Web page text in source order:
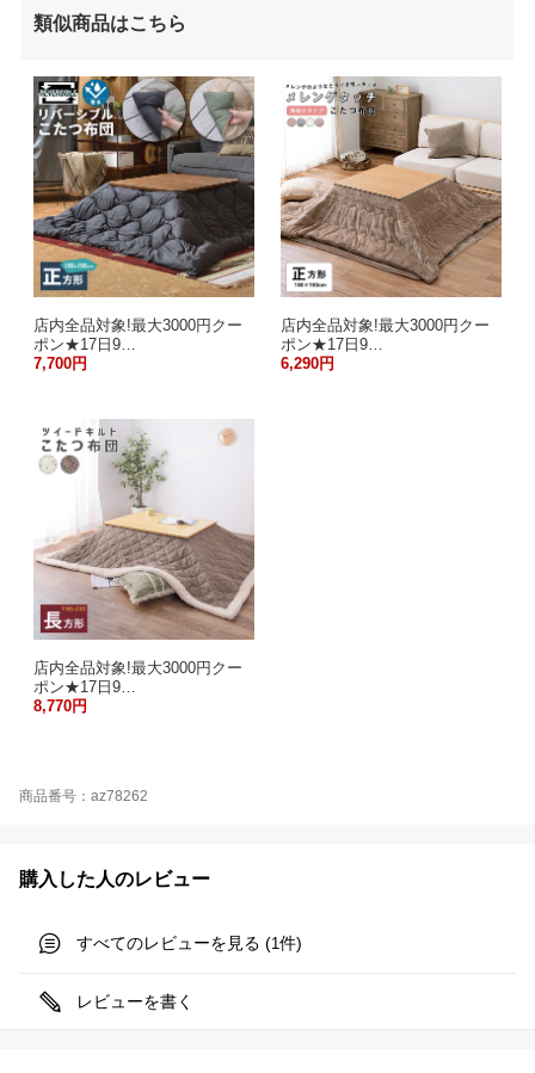
類似商品はこちら
店内全品対象!最大3000円クー
ポン★17日9…
7,700円
店内全品対象!最大3000円クー
ポン★17日9…
6,290円
店内全品対象!最大3000円クー
ポン★17日9…
8,770円
商品番号：az78262
購入した人のレビュー
すべてのレビューを見る (1件)
レビューを書く